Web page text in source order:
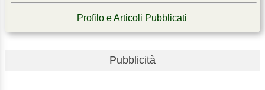
Profilo e Articoli Pubblicati
Pubblicità